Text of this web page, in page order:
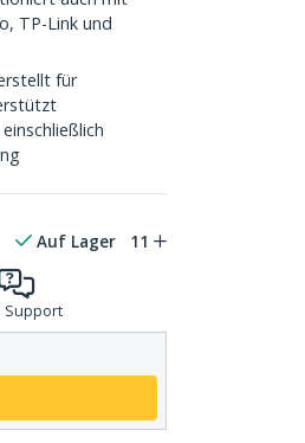
TP-Link und
für
Auf Lager 11
Support